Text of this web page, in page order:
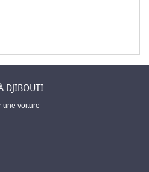
DJIBOUTI
une voiture